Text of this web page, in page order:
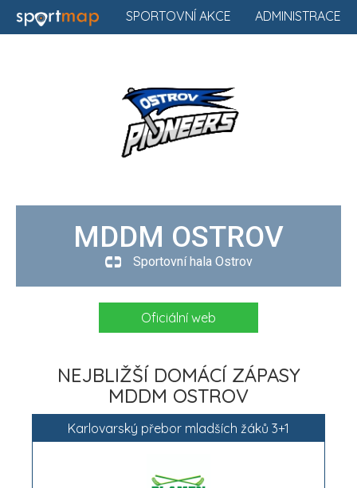
ADMINISTRACE
SPORTOVNÍ AKCE
MDDM OSTROV
Sportovní hala Ostrov
Oficiální web
NEJBLIŽŠÍ DOMÁCÍ ZÁPASY
MDDM OSTROV
Karlovarský přebor mladších žáků 3+1